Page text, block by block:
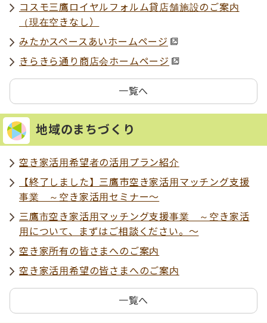
コスモ三鷹ロイヤルフォルム貸店舗施設のご案内
（現在空きなし）
みたかスペースあいホームページ
きらきら通り商店会ホームページ
一覧へ
地域のまちづくり
空き家活用希望者の活用プラン紹介
【終了しました】三鷹市空き家活用マッチング支援
事業 ～空き家活用セミナー～
三鷹市空き家活用マッチング支援事業 ～空き家活
用について、まずはご相談ください。～
空き家所有の皆さまへのご案内
空き家活用希望の皆さまへのご案内
一覧へ